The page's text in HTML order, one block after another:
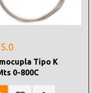
Tipo K
0-800C